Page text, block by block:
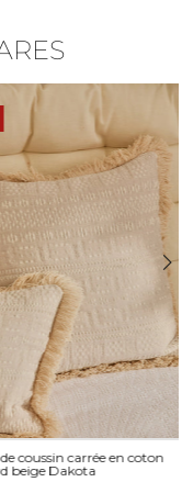
coussin carrée en coton
beige Dakota